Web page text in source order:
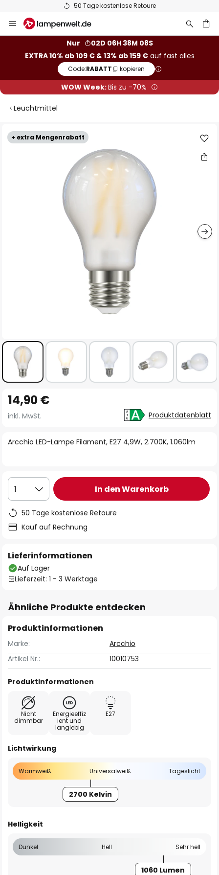
50 Tage kostenlose Retoure
Inhalt
Nur
02D 06H 38M 08S
EXTRA 10% ab 109 € & 13% ab 159 €auf fast alles
Code:RABATT kopieren
WOW Week:Bis zu -70%
Leuchtmittel
+ extra Mengenrabatt
Zum
Ende
Anfang
der
springen
Arcchio LED-Lampe Filament, E27 4,9W, 2.700K, 1.060lm
14,90 €
inkl. MwSt. Produktdatenblatt
1 In den Warenkorb
50 Tage kostenlose Retoure
Kauf auf Rechnung
Lieferinformationen
Auf Lager
Lieferzeit: 1 - 3 Werktage
Ähnliche Produkte entdecken
Produktinformationen
Marke:
Arcchio
Artikel Nr.:
10010753
Produktinformationen
Nicht
dimmbar
Energieeffiz
ient und
langlebig
E27
Lichtwirkung
Warmweiß Universalweiß Tageslicht
2700 Kelvin
Helligkeit
Dunkel Hell Sehr hell
1060 Lumen